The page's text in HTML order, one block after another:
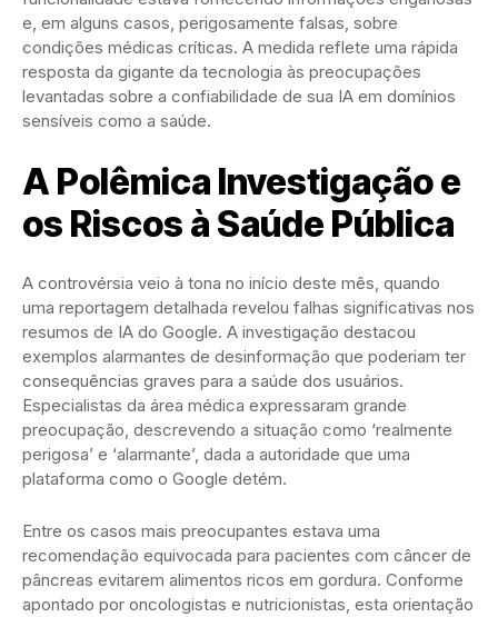
e, em alguns casos, perigosamente falsas, sobre
condições médicas críticas. A medida reflete uma rápida
resposta da gigante da tecnologia às preocupações
levantadas sobre a confiabilidade de sua IA em domínios
sensíveis como a saúde.
A Polêmica Investigação e
os Riscos à Saúde Pública
A controvérsia veio à tona no início deste mês, quando
uma reportagem detalhada revelou falhas significativas nos
resumos de IA do Google. A investigação destacou
exemplos alarmantes de desinformação que poderiam ter
consequências graves para a saúde dos usuários.
Especialistas da área médica expressaram grande
preocupação, descrevendo a situação como ‘realmente
perigosa’ e ‘alarmante’, dada a autoridade que uma
plataforma como o Google detém.
Entre os casos mais preocupantes estava uma
recomendação equivocada para pacientes com câncer de
pâncreas evitarem alimentos ricos em gordura. Conforme
apontado por oncologistas e nutricionistas, esta orientação